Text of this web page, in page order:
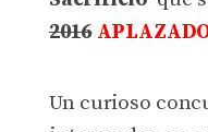
2016
Un curioso